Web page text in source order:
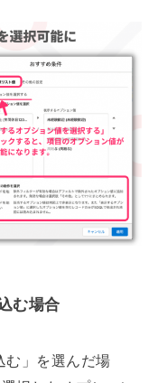
む場合
む」を選んだ場